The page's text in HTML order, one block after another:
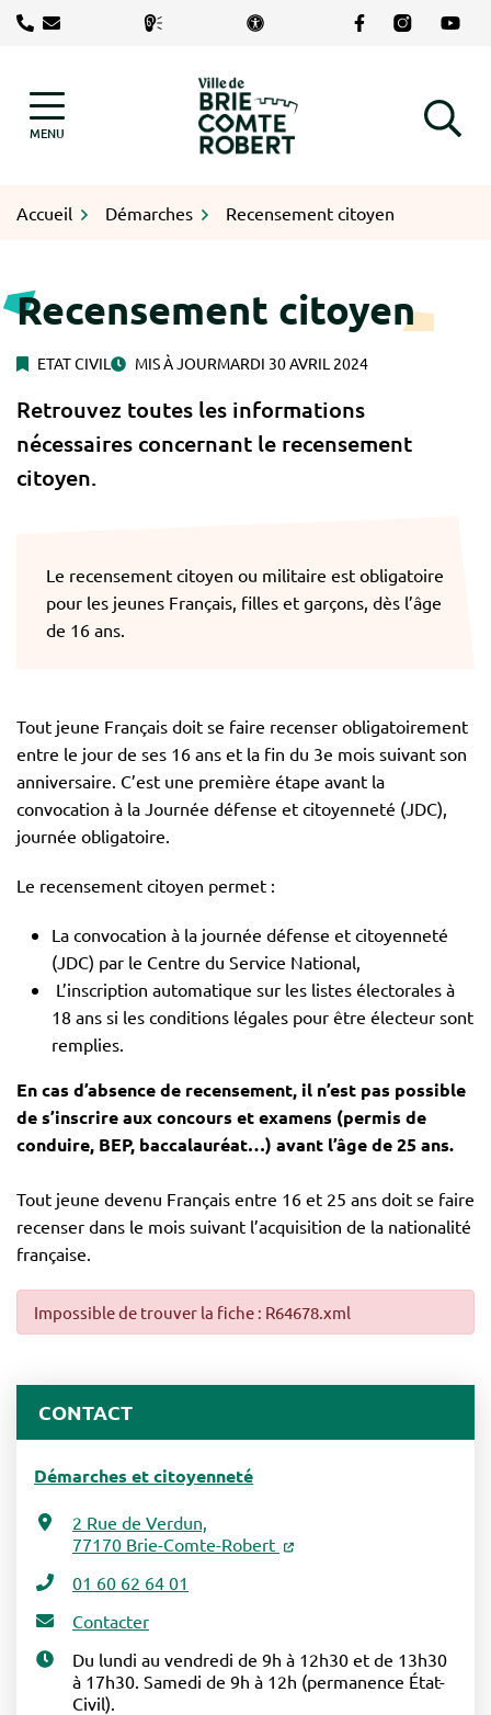
Aller
Lien vers le
Lien vers le
Lien
MENU Logo Brie-Comte-Robert
RECHERCHE
Accueil Démarches Recensement citoyen
Recensement citoyen
ETAT CIVIL MIS À JOURMARDI 30 AVRIL 2024
Retrouvez toutes les informations
nécessaires concernant le recensement
citoyen.
Le recensement citoyen ou militaire est obligatoire
pour les jeunes Français, filles et garçons, dès l’âge
de 16 ans.
Tout jeune Français doit se faire recenser obligatoirement
entre le jour de ses 16 ans et la fin du 3e mois suivant son
anniversaire. C’est une première étape avant la
convocation à la Journée défense et citoyenneté (JDC),
journée obligatoire.
Le recensement citoyen permet :
La convocation à la journée défense et citoyenneté
(JDC) par le Centre du Service National,
L’inscription automatique sur les listes électorales à
18 ans si les conditions légales pour être électeur sont
remplies.
En cas d’absence de recensement, il n’est pas possible
de s’inscrire aux concours et examens (permis de
conduire, BEP, baccalauréat…) avant l’âge de 25 ans.
Tout jeune devenu Français entre 16 et 25 ans doit se faire
recenser dans le mois suivant l’acquisition de la nationalité
française.
Impossible de trouver la fiche : R64678.xml
CONTACT
Démarches et citoyenneté
2 Rue de Verdun,
77170 Brie-Comte-Robert
01 60 62 64 01
Contacter
Du lundi au vendredi de 9h à 12h30 et de 13h30
à 17h30. Samedi de 9h à 12h (permanence État-
Civil).